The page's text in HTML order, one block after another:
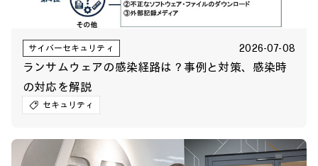
サイバーセキュリティ 2026-07-08
ランサムウェアの感染経路は？事例と対策、感染時
の対応を解説
セキュリティ